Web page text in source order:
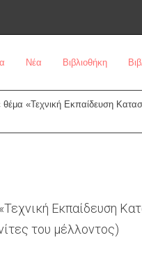
Νέα Βιβλιοθήκη
«Τεχνική Εκπαίδευση
Εκπαίδευση
του μέλλοντος)